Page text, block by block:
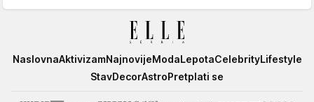
Elle
NaslovnaAktivizamNajnovijeModaLepotaCelebrityLifestyle
StavDecorAstroPretplati se